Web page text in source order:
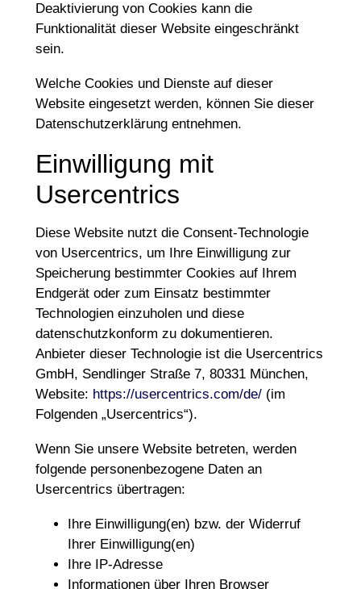
Deaktivierung von Cookies kann die
Funktionalität dieser Website eingeschränkt
sein.
Welche Cookies und Dienste auf dieser
Website eingesetzt werden, können Sie dieser
Datenschutzerklärung entnehmen.
Einwilligung mit
Usercentrics
Diese Website nutzt die Consent-Technologie
von Usercentrics, um Ihre Einwilligung zur
Speicherung bestimmter Cookies auf Ihrem
Endgerät oder zum Einsatz bestimmter
Technologien einzuholen und diese
datenschutzkonform zu dokumentieren.
Anbieter dieser Technologie ist die Usercentrics
GmbH, Sendlinger Straße 7, 80331 München,
Website: https://usercentrics.com/de/ (im
Folgenden „Usercentrics“).
Wenn Sie unsere Website betreten, werden
folgende personenbezogene Daten an
Usercentrics übertragen:
Ihre Einwilligung(en) bzw. der Widerruf
Ihrer Einwilligung(en)
Ihre IP-Adresse
Informationen über Ihren Browser